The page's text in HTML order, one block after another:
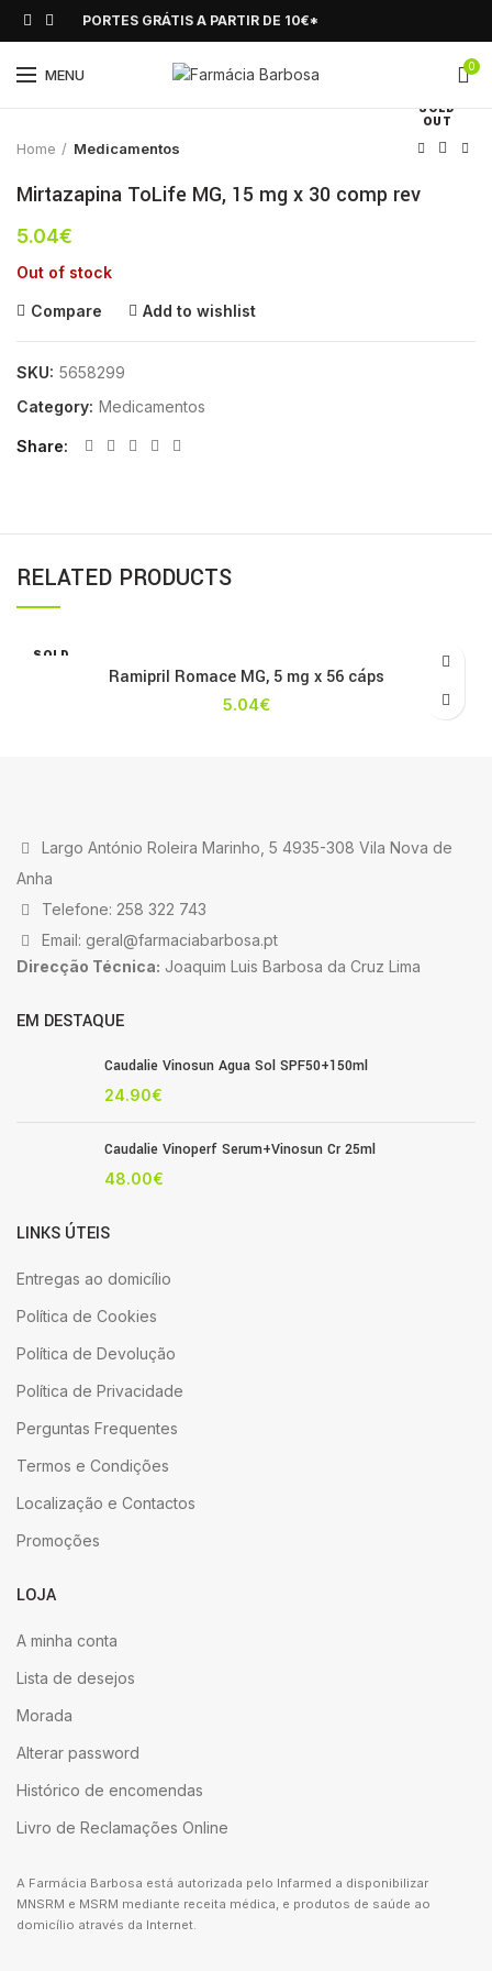
PORTES GRÁTIS A PARTIR DE 10€*
MENU 0
SOLD
OUT
Click to enlarge
Home Medicamentos
Mirtazapina ToLife MG, 15 mg x 30 comp rev
5.04€
Out of stock
Compare Add to wishlist
SKU: 5658299
Category: Medicamentos
Share
RELATED PRODUCTS
SOLD
Ramipril Romace MG, 5 mg x 56 cáps
5.04€
Largo António Roleira Marinho, 5 4935-308 Vila Nova de
Anha
Telefone: 258 322 743
Email: geral@farmaciabarbosa.pt
Direcção Técnica: Joaquim Luis Barbosa da Cruz Lima
EM DESTAQUE
Caudalie Vinosun Agua Sol SPF50+150ml
24.90€
Caudalie Vinoperf Serum+Vinosun Cr 25ml
48.00€
LINKS ÚTEIS
Entregas ao domicílio
Política de Cookies
Política de Devolução
Política de Privacidade
Perguntas Frequentes
Termos e Condições
Localização e Contactos
Promoções
LOJA
A minha conta
Lista de desejos
Morada
Alterar password
Histórico de encomendas
Livro de Reclamações Online
A Farmácia Barbosa está autorizada pelo Infarmed a disponibilizar
MNSRM e MSRM mediante receita médica, e produtos de saúde ao
domicílio através da Internet.